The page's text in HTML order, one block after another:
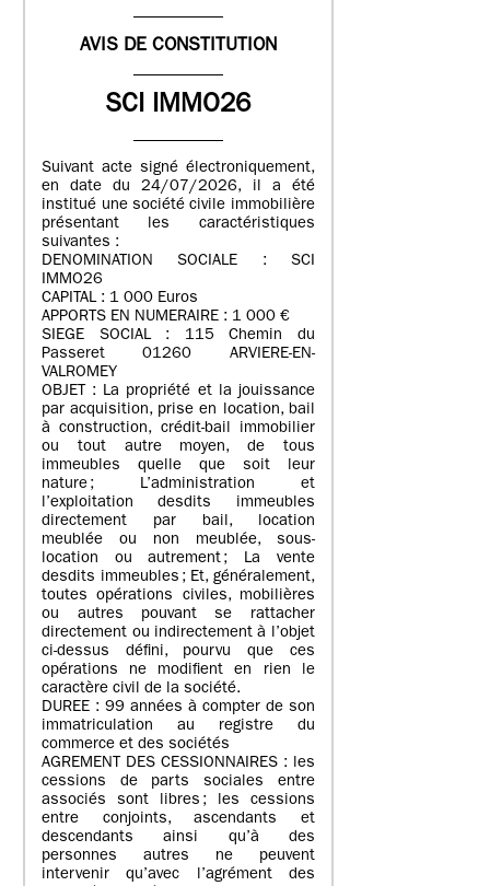
AVIS DE CONSTITUTION
SCI IMMO26
Suivant acte signé électroniquement,
en date du 24/07/2026, il a été
institué une société civile immobilière
présentant les caractéristiques
suivantes :
DENOMINATION SOCIALE : SCI
IMMO26
CAPITAL : 1 000 Euros
APPORTS EN NUMERAIRE : 1 000 €
SIEGE SOCIAL : 115 Chemin du
Passeret 01260 ARVIERE-EN-
VALROMEY
OBJET : La propriété et la jouissance
par acquisition, prise en location, bail
à construction, crédit-bail immobilier
ou tout autre moyen, de tous
immeubles quelle que soit leur
nature ; L’administration et
l’exploitation desdits immeubles
directement par bail, location
meublée ou non meublée, sous-
location ou autrement ; La vente
desdits immeubles ; Et, généralement,
toutes opérations civiles, mobilières
ou autres pouvant se rattacher
directement ou indirectement à l’objet
ci-dessus défini, pourvu que ces
opérations ne modifient en rien le
caractère civil de la société.
DUREE : 99 années à compter de son
immatriculation au registre du
commerce et des sociétés
AGREMENT DES CESSIONNAIRES : les
cessions de parts sociales entre
associés sont libres ; les cessions
entre conjoints, ascendants et
descendants ainsi qu’à des
personnes autres ne peuvent
intervenir qu’avec l’agrément des